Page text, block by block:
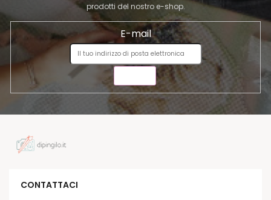
prodotti del nostro e-shop.
E-mail
CONTATTACI